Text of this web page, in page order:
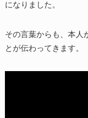
になりました。
その言葉からも、本人
とが伝わってきます。